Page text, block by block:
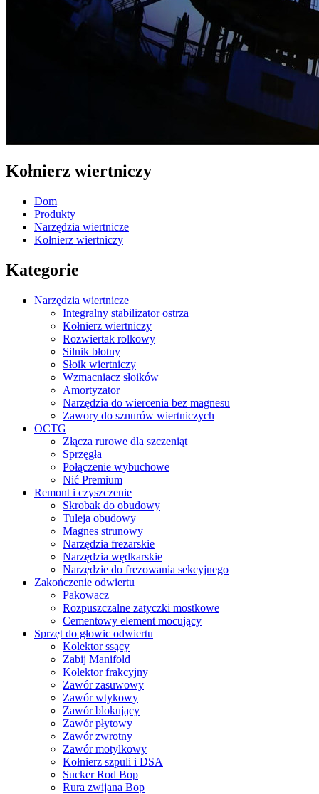
Kołnierz wiertniczy
Dom
Produkty
Narzędzia wiertnicze
Kołnierz wiertniczy
Kategorie
Narzędzia wiertnicze
Integralny stabilizator ostrza
Kołnierz wiertniczy
Rozwiertak rolkowy
Silnik błotny
Słoik wiertniczy
Wzmacniacz słoików
Amortyzator
Narzędzia do wiercenia bez magnesu
Zawory do sznurów wiertniczych
OCTG
Złącza rurowe dla szczeniąt
Sprzęgła
Połączenie wybuchowe
Nić Premium
Remont i czyszczenie
Skrobak do obudowy
Tuleja obudowy
Magnes strunowy
Narzędzia frezarskie
Narzędzia wędkarskie
Narzędzie do frezowania sekcyjnego
Zakończenie odwiertu
Pakowacz
Rozpuszczalne zatyczki mostkowe
Cementowy element mocujący
Sprzęt do głowic odwiertu
Kolektor ssący
Zabij Manifold
Kolektor frakcyjny
Zawór zasuwowy
Zawór wtykowy
Zawór blokujący
Zawór płytowy
Zawór zwrotny
Zawór motylkowy
Kołnierz szpuli i DSA
Sucker Rod Bop
Rura zwijana Bop